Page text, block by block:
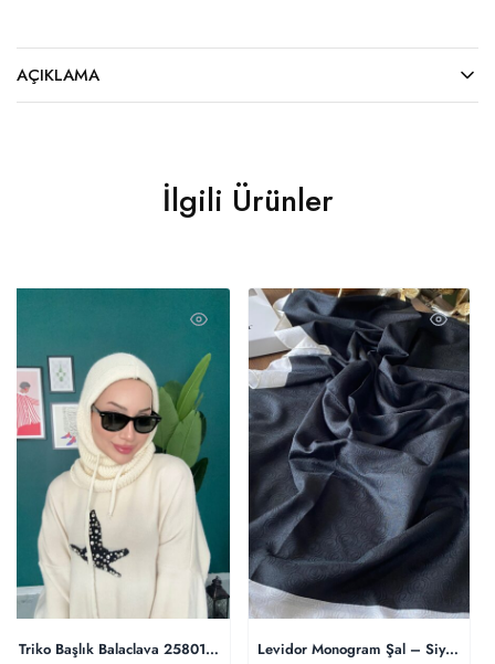
AÇIKLAMA
İlgili Ürünler
Triko Başlık Balaclava 25801 – Taş Levidor Monogram Şal – Siyah